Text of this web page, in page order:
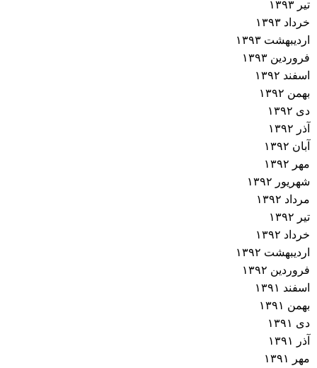
تیر ۱۳۹۳
خرداد ۱۳۹۳
اردیبهشت ۱۳۹۳
فروردین ۱۳۹۳
اسفند ۱۳۹۲
بهمن ۱۳۹۲
دی ۱۳۹۲
آذر ۱۳۹۲
آبان ۱۳۹۲
مهر ۱۳۹۲
شهریور ۱۳۹۲
مرداد ۱۳۹۲
تیر ۱۳۹۲
خرداد ۱۳۹۲
اردیبهشت ۱۳۹۲
فروردین ۱۳۹۲
اسفند ۱۳۹۱
بهمن ۱۳۹۱
دی ۱۳۹۱
آذر ۱۳۹۱
مهر ۱۳۹۱